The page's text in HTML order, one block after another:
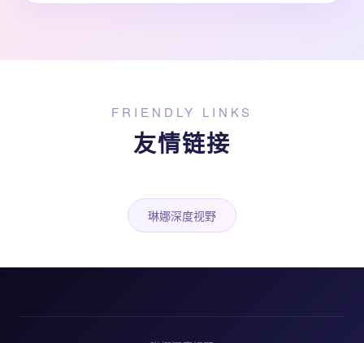
FRIENDLY LINKS
友情链接
琳娜深度视野